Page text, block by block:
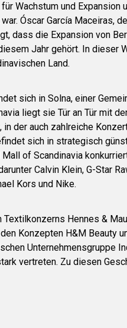
Wachstum und Expansion
Óscar García Maceiras,
dass die Expansion von
Jahr gehört. In dieser
Land.
sich in Solna, einer
liegt sie Tür an Tür mit
der auch zahlreiche
sich in strategisch
of Scandinavia
Calvin Klein, G-Star
Kors und Nike.
Hennes &
Konzepten H&M Beauty
Unternehmensgruppe
vertreten. Zu diesen